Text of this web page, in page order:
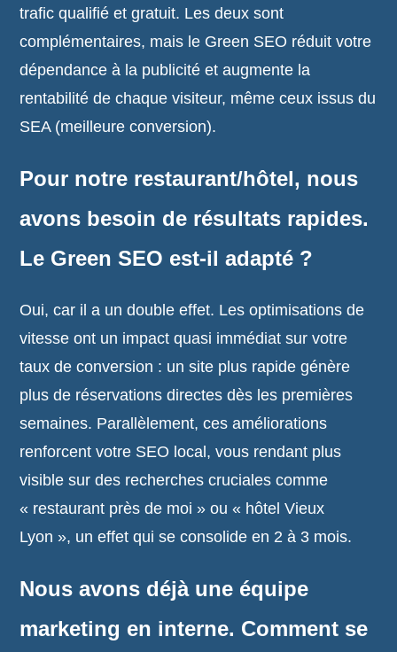
trafic qualifié et gratuit. Les deux sont
complémentaires, mais le Green SEO réduit votre
dépendance à la publicité et augmente la
rentabilité de chaque visiteur, même ceux issus du
SEA (meilleure conversion).
Pour notre restaurant/hôtel, nous
avons besoin de résultats rapides.
Le Green SEO est-il adapté ?
Oui, car il a un double effet. Les optimisations de
vitesse ont un impact quasi immédiat sur votre
taux de conversion : un site plus rapide génère
plus de réservations directes dès les premières
semaines. Parallèlement, ces améliorations
renforcent votre SEO local, vous rendant plus
visible sur des recherches cruciales comme
« restaurant près de moi » ou « hôtel Vieux
Lyon », un effet qui se consolide en 2 à 3 mois.
Nous avons déjà une équipe
marketing en interne. Comment se